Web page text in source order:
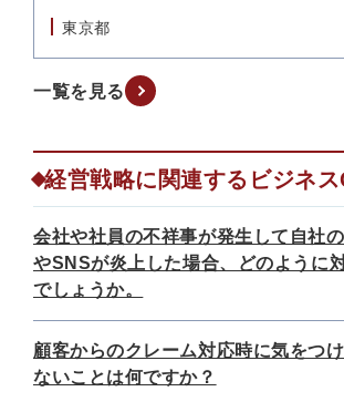
東京都
一覧を見る
経営戦略に関連するビジネ
会社や社員の不祥事が発生して自社
やSNSが炎上した場合、どのように
でしょうか。
顧客からのクレーム対応時に気をつ
ないことは何ですか？